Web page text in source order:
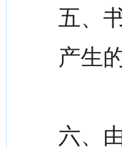
五、
产生
六、